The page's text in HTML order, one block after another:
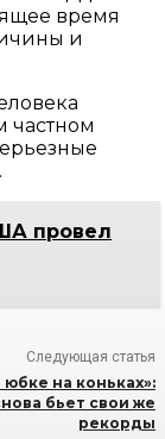
время
и
частном
провел
Следующая статья
юбке на коньках»:
бьет свои же
рекорды